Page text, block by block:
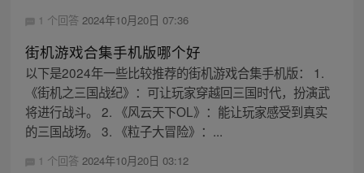
1 个回答 2024年10月20日 07:36
街机游戏合集手机版哪个好
以下是2024年一些比较推荐的街机游戏合集手机版： 1.
《街机之三国战纪》：可让玩家穿越回三国时代，扮演武
将进行战斗。 2. 《风云天下OL》：能让玩家感受到真实
的三国战场。 3. 《粒子大冒险》：...
1 个回答 2024年10月20日 03:12